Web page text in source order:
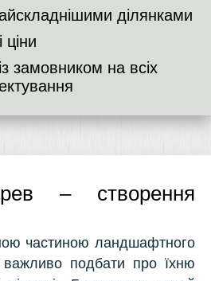
ділянками
ціни
замовником на всіх
– створення
частиною ландшафтного
подбати про їхню